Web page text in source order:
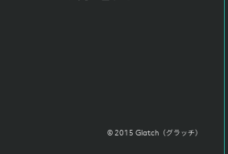
© 2015 Glatch（グラッチ）